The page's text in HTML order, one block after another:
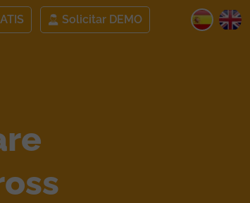
Solicitar DEMO